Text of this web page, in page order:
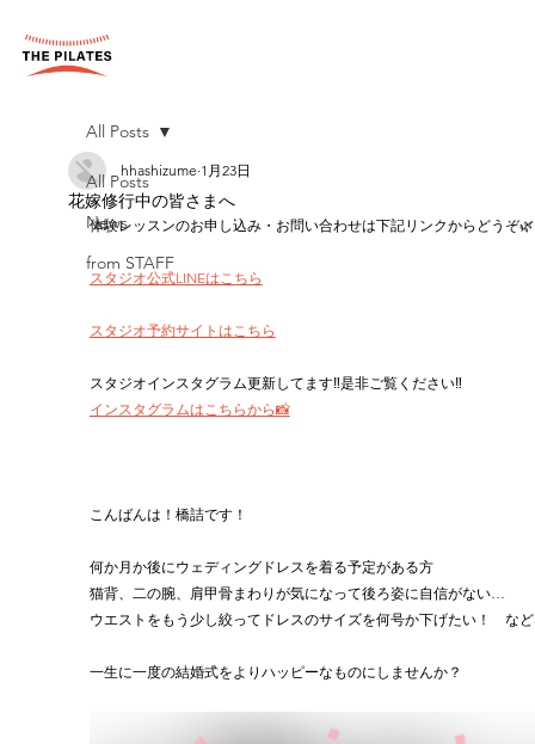
All Posts
News
from STAFF
All Posts
花嫁修行中の皆さまへ
hhashizume 1月23日
体験レッスンのお申し込み・お問い合わせは下記リンクからどうぞ🌿
スタジオ公式LINEはこちら
スタジオ予約サイトはこちら
スタジオインスタグラム更新してます‼︎是非ご覧ください‼︎
インスタグラムはこちらから📸
こんばんは！橋詰です！
何か月か後にウェディングドレスを着る予定がある方
猫背、二の腕、肩甲骨まわりが気になって後ろ姿に自信がない…
ウエストをもう少し絞ってドレスのサイズを何号か下げたい！　な
一生に一度の結婚式をよりハッピーなものにしませんか？